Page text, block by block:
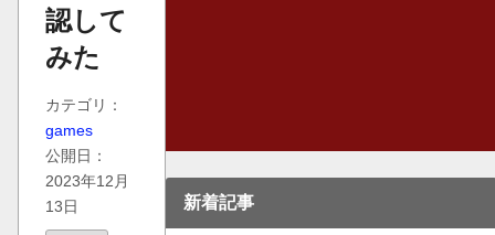
認して
みた
カテゴリ：
games
公開日：
2023年12月
13日
新着記事